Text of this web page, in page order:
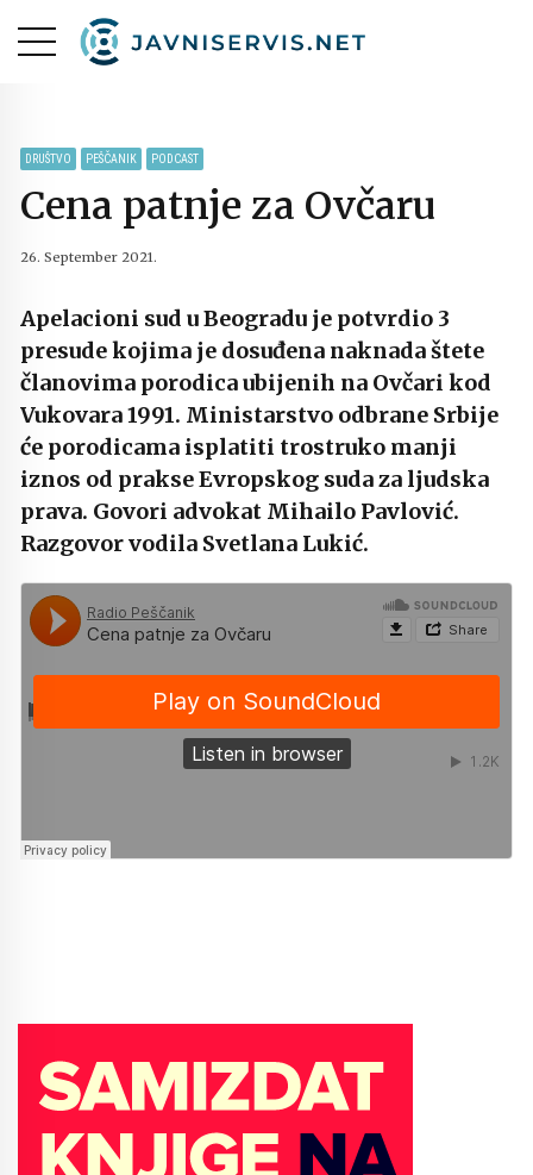
DRUŠTVO PEŠČANIK PODCAST
Cena patnje za Ovčaru
26. September 2021.
Apelacioni sud u Beogradu je potvrdio 3
presude kojima je dosuđena naknada štete
članovima porodica ubijenih na Ovčari kod
Vukovara 1991. Ministarstvo odbrane Srbije
će porodicama isplatiti trostruko manji
iznos od prakse Evropskog suda za ljudska
prava. Govori advokat Mihailo Pavlović.
Razgovor vodila Svetlana Lukić.